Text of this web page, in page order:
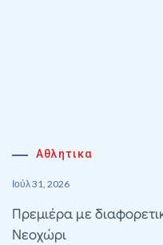
Αθλητικα
Ιούλ 31, 2026
Πρεμιέρα με
Νεοχώρι